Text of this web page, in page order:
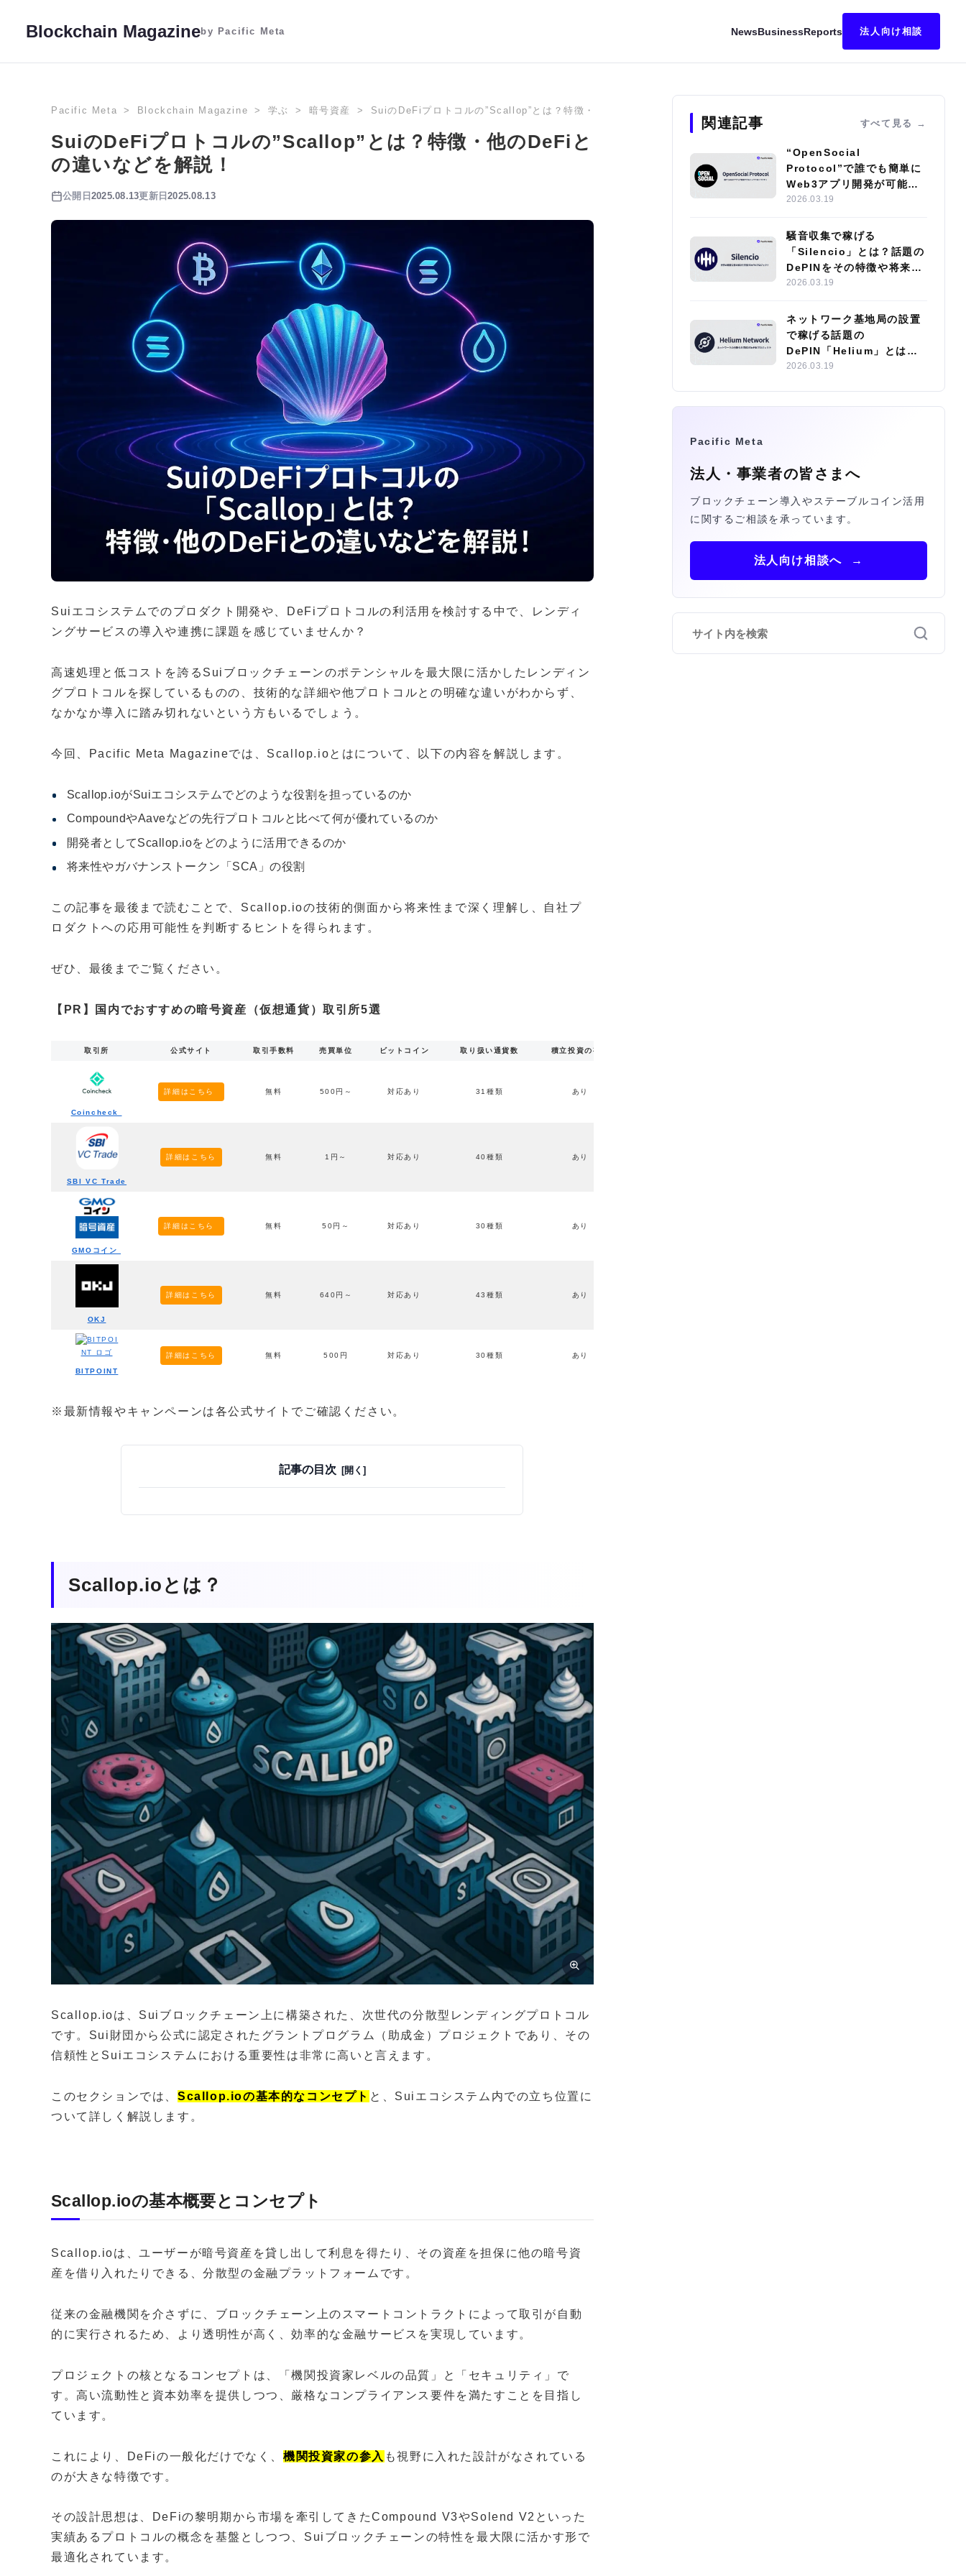
Blockchain Magazineby Pacific Meta NewsBusinessReports 法人向け相談
Pacific Meta Blockchain Magazine 学ぶ 暗号資産 SuiのDeFiプロトコルの”Scallop”とは？特徴・他のDeFiとの違いなどを解説！
SuiのDeFiプロトコルの”Scallop”とは？特徴・他のDeFiと
の違いなどを解説！
公開日 2025.08.13更新日2025.08.13
Suiエコシステムでのプロダクト開発や、DeFiプロトコルの利活用を検討する中で、レンディ
ングサービスの導入や連携に課題を感じていませんか？
高速処理と低コストを誇るSuiブロックチェーンのポテンシャルを最大限に活かしたレンディン
グプロトコルを探しているものの、技術的な詳細や他プロトコルとの明確な違いがわからず、
なかなか導入に踏み切れないという方もいるでしょう。
今回、Pacific Meta Magazineでは、Scallop.ioとはについて、以下の内容を解説します。
Scallop.ioがSuiエコシステムでどのような役割を担っているのか
CompoundやAaveなどの先行プロトコルと比べて何が優れているのか
開発者としてScallop.ioをどのように活用できるのか
将来性やガバナンストークン「SCA」の役割
この記事を最後まで読むことで、Scallop.ioの技術的側面から将来性まで深く理解し、自社プ
ロダクトへの応用可能性を判断するヒントを得られます。
ぜひ、最後までご覧ください。
【PR】国内でおすすめの暗号資産（仮想通貨）取引所5選
取引所 公式サイト 取引手数料 売買単位 ビットコイン 取り扱い通貨数 積立投資の有無
Coincheck
詳細はこちら 無料 500円～ 対応あり 31種類 あり
SBI VC Trade
詳細はこちら 無料 1円～ 対応あり 40種類 あり
GMOコイン
詳細はこちら 無料 50円～ 対応あり 30種類 あり
OKJ
詳細はこちら 無料 640円～ 対応あり 43種類 あり
BITPOINT
詳細はこちら 無料 500円 対応あり 30種類 あり
※最新情報やキャンペーンは各公式サイトでご確認ください。
記事の目次
Scallop.ioとは？
Scallop.ioは、Suiブロックチェーン上に構築された、次世代の分散型レンディングプロトコル
です。Sui財団から公式に認定されたグラントプログラム（助成金）プロジェクトであり、その
信頼性とSuiエコシステムにおける重要性は非常に高いと言えます。
このセクションでは、 Scallop.ioの基本的なコンセプト と、Suiエコシステム内での立ち位置に
ついて詳しく解説します。
Scallop.ioの基本概要とコンセプト
Scallop.ioは、ユーザーが暗号資産を貸し出して利息を得たり、その資産を担保に他の暗号資
産を借り入れたりできる、分散型の金融プラットフォームです。
従来の金融機関を介さずに、ブロックチェーン上のスマートコントラクトによって取引が自動
的に実行されるため、より透明性が高く、効率的な金融サービスを実現しています。
プロジェクトの核となるコンセプトは、「機関投資家レベルの品質」と「セキュリティ」で
す。高い流動性と資本効率を提供しつつ、厳格なコンプライアンス要件を満たすことを目指し
ています。
これにより、DeFiの一般化だけでなく、 機関投資家の参入 も視野に入れた設計がなされている
のが大きな特徴です。
その設計思想は、DeFiの黎明期から市場を牽引してきたCompound V3やSolend V2といった
実績あるプロトコルの概念を基盤としつつ、Suiブロックチェーンの特性を最大限に活かす形で
最適化されています。
関連記事 すべて見る
“OpenSocial
Protocol”で誰でも簡単に
Web3アプリ開発が可能
に？注目の開発技術や
2026.03.19
騒音収集で稼げる
「Silencio」とは？話題の
DePINをその特徴や将来性
とともに解説
2026.03.19
ネットワーク基地局の設置
で稼げる話題の
DePIN「Helium」とは？
エコシステムやサブDAOの
2026.03.19
Pacific Meta
法人・事業者の皆さまへ
ブロックチェーン導入やステーブルコイン活用
に関するご相談を承っています。
法人向け相談へ